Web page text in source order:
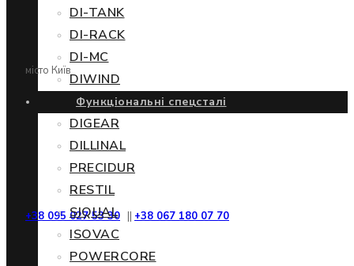
місто Київ
+38 095 027 53 30 || +38 067 180 07 70
DI-TANK
DI-RACK
DI-MC
DIWIND
Функціональні спецсталі
DIGEAR
DILLINAL
PRECIDUR
RESTIL
SIQUAL
ISOVAC
POWERCORE